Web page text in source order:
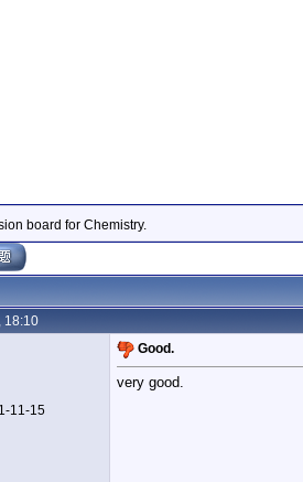
board for Chemistry.
18:10
11-15
Good.
very good.